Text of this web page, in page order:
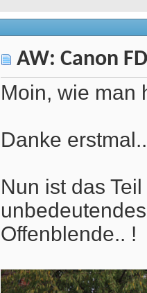
AW: Canon
Moin, wie man
Danke erstmal..
Nun ist das
Offenblende.. !